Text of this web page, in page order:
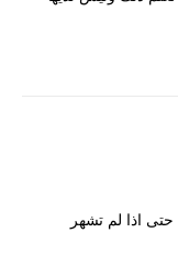
اذا لم تشهر